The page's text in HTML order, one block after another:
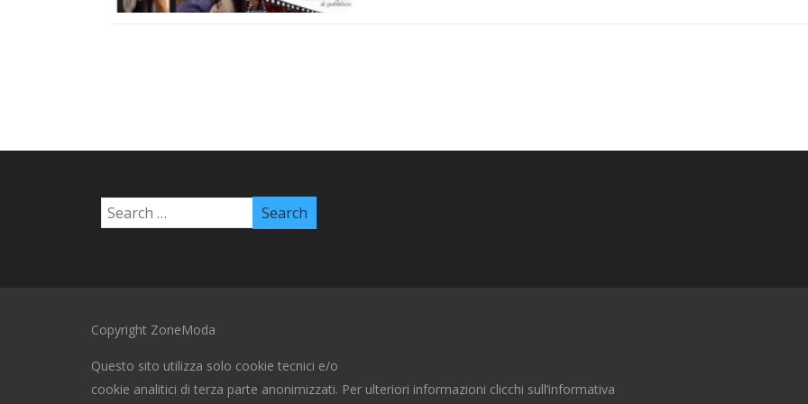
Copyright ZoneModa
Questo sito utilizza solo cookie tecnici e/o
cookie analitici di terza parte anonimizzati. Per ulteriori informazioni clicchi sull’informativa